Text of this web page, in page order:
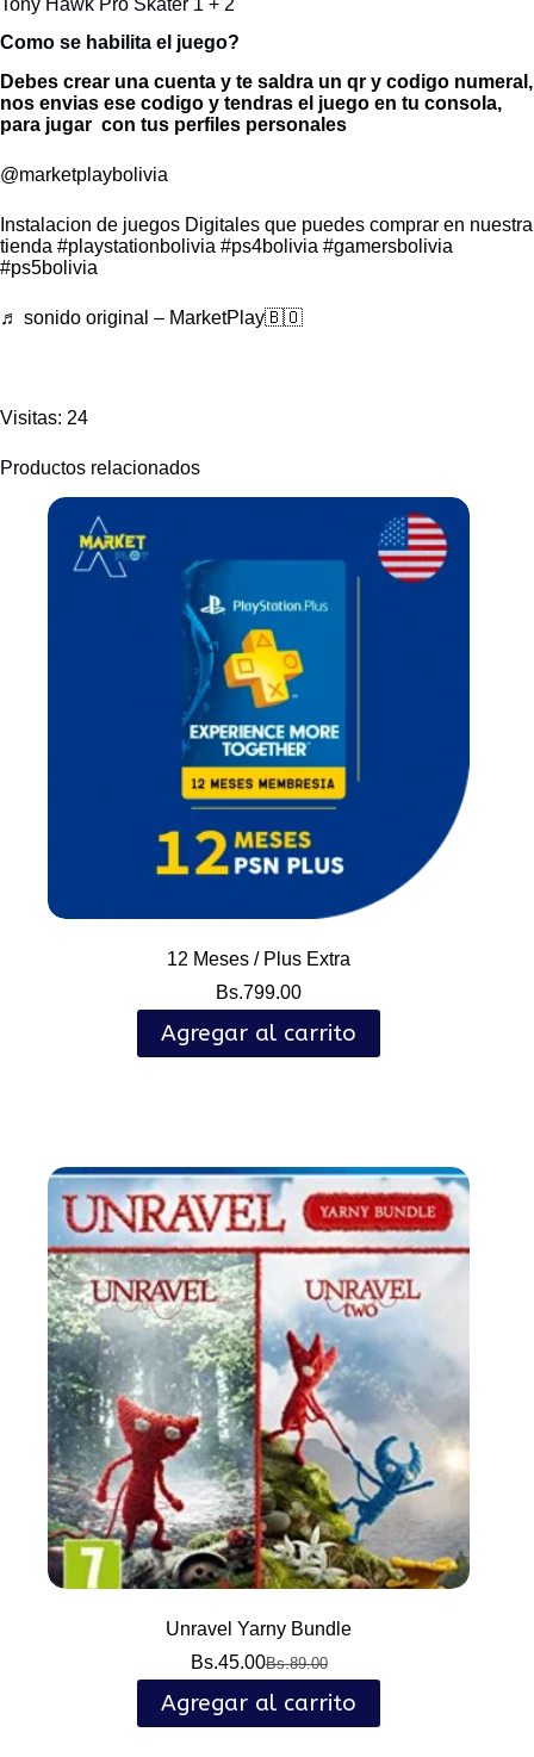
Como se habilita el juego?
Debes crear una cuenta y te saldra un qr y codigo numeral,
nos envias ese codigo y tendras el juego en tu consola,
para jugar con tus perfiles personales
@marketplaybolivia
Instalacion de juegos Digitales que puedes comprar en nuestra
tienda #playstationbolivia #ps4bolivia #gamersbolivia
#ps5bolivia
♬ sonido original – MarketPlay🇧🇴
Visitas: 24
Productos relacionados
12 Meses / Plus Extra
Bs.799.00
Agregar al carrito
Unravel Yarny Bundle
Bs.89.00
El
precio
original
Bs.45.00El
precio
actual
Agregar al carrito